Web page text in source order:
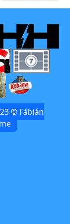
© Fábián